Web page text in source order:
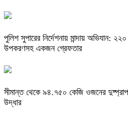
পুলিশ সুপারের নির্দেশনায় মান্দায় অভিযান:
উপকরণসহ একজন গ্রেফতার
সীমান্ত থেকে ৯৪.৭৫০ কেজি ওজনের দুষ্প্রাপ্য
উদ্ধার